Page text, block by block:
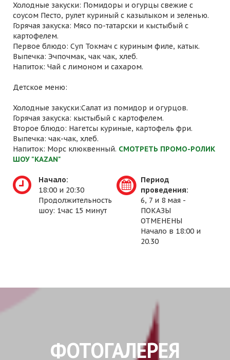
Холодные закуски: Помидоры и огурцы свежие с
соусом Песто, рулет куриный с казылыком и зеленью.
Горячая закуска: Мясо по-татарски и кыстыбый с
картофелем.
Первое блюдо: Суп Токмач с куриным филе, катык.
Выпечка: Эчпочмак, чак чак, хлеб.
Напиток: Чай с лимоном и сахаром.
Детское меню:
Холодные закуски:Салат из помидор и огурцов.
Горячая закуска: кыстыбый с картофелем.
Второе блюдо: Нагетсы куриные, картофель фри.
Выпечка: чак-чак, хлеб.
Напиток: Морс клюквенный. СМОТРЕТЬ ПРОМО-РОЛИК
ШОУ "KAZAN"
Начало:
18:00 и 20:30
Продолжительность
шоу: 1час 15 минут
Период
проведения:
6, 7 и 8 мая -
ПОКАЗЫ
ОТМЕНЕНЫ
Начало в 18:00 и
20.30
ФОТОГАЛЕРЕЯ